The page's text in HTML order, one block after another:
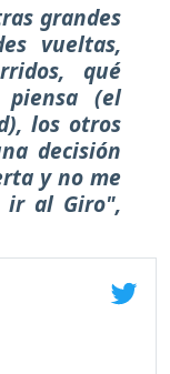
grandes
vueltas,
qué
(el
los otros
decisión
y no me
ir al Giro",